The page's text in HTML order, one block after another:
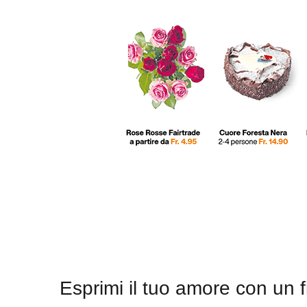
Esprimi il tuo amore con un